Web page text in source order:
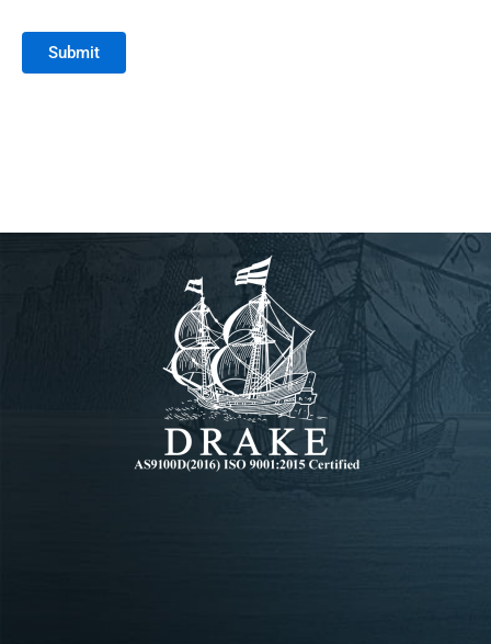
Submit